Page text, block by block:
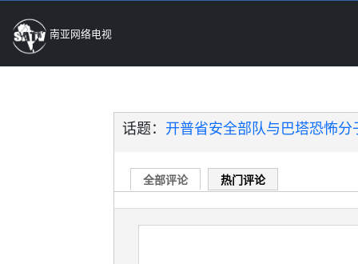
南亚网络电视
话题： 开普省安全部队与巴塔恐怖
全部评论 热门评论